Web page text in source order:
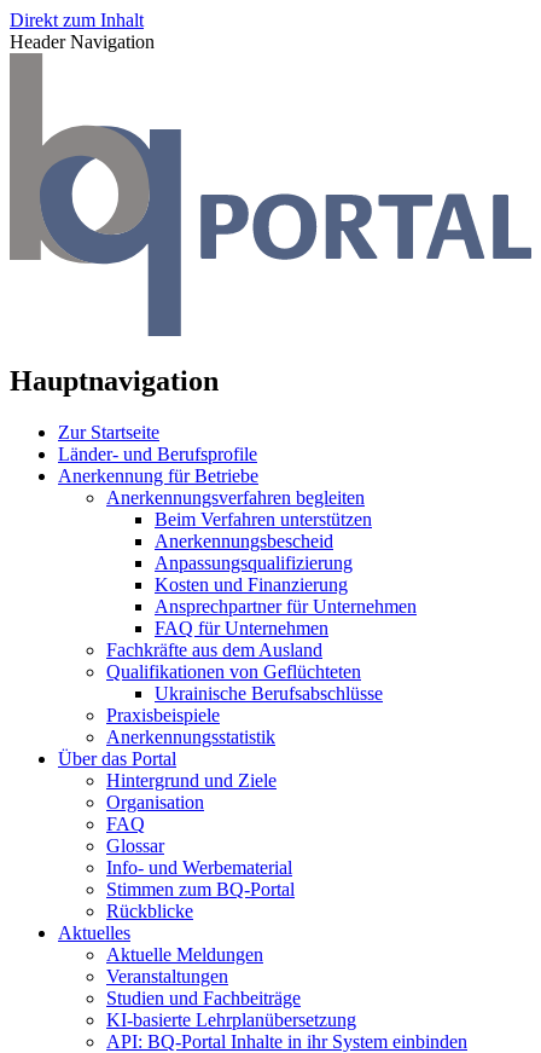
Direkt zum Inhalt
Header Navigation
Hauptnavigation
Zur Startseite
Länder- und Berufsprofile
Anerkennung für Betriebe
Anerkennungsverfahren begleiten
Beim Verfahren unterstützen
Anerkennungsbescheid
Anpassungsqualifizierung
Kosten und Finanzierung
Ansprechpartner für Unternehmen
FAQ für Unternehmen
Fachkräfte aus dem Ausland
Qualifikationen von Geflüchteten
Ukrainische Berufsabschlüsse
Praxisbeispiele
Anerkennungsstatistik
Über das Portal
Hintergrund und Ziele
Organisation
FAQ
Glossar
Info- und Werbematerial
Stimmen zum BQ-Portal
Rückblicke
Aktuelles
Aktuelle Meldungen
Veranstaltungen
Studien und Fachbeiträge
KI-basierte Lehrplanübersetzung
API: BQ-Portal Inhalte in ihr System einbinden